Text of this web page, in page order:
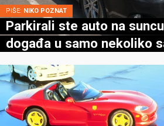
PIŠE: NIKO POZNAT
Parkirali ste auto na
događa u samo nekoliko